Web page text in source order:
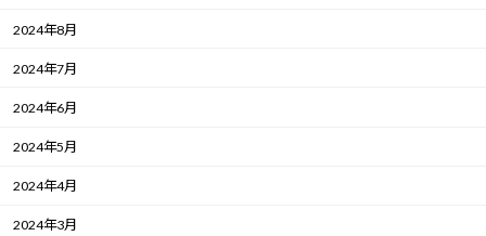
2024年8月
2024年7月
2024年6月
2024年5月
2024年4月
2024年3月